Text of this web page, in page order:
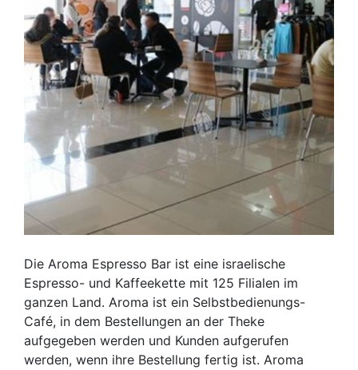
Die Aroma Espresso Bar ist eine israelische
Espresso- und Kaffeekette mit 125 Filialen im
ganzen Land. Aroma ist ein Selbstbedienungs-
Café, in dem Bestellungen an der Theke
aufgegeben werden und Kunden aufgerufen
werden, wenn ihre Bestellung fertig ist. Aroma